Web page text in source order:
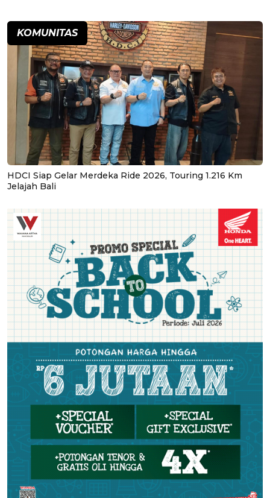
KOMUNITAS
HDCI Siap Gelar Merdeka Ride 2026, Touring 1.216 Km
Jelajah Bali